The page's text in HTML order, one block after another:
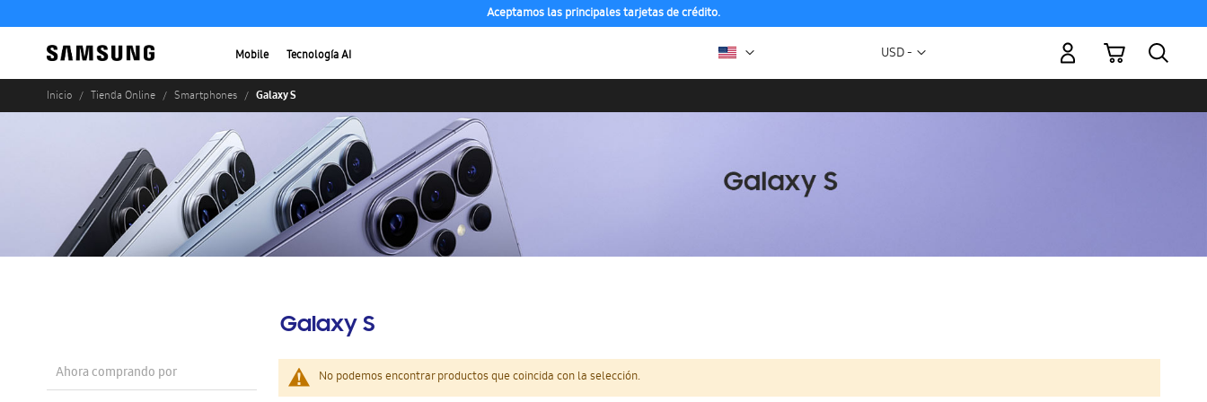
Aceptamos las principales tarjetas de crédito.
Mobile Tecnología AI Moneda
USD -
Mi carrito
Inicio Tienda Online Smartphones Galaxy S
Galaxy S
No podemos encontrar productos que coincida con la selección.
Ahora comprando por